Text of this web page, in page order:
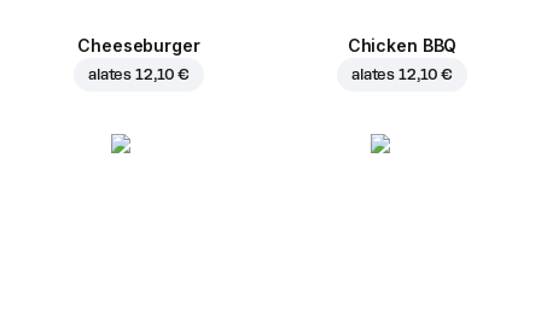
Cheeseburger
alates 12,10 €
Chicken BBQ
alates 12,10 €